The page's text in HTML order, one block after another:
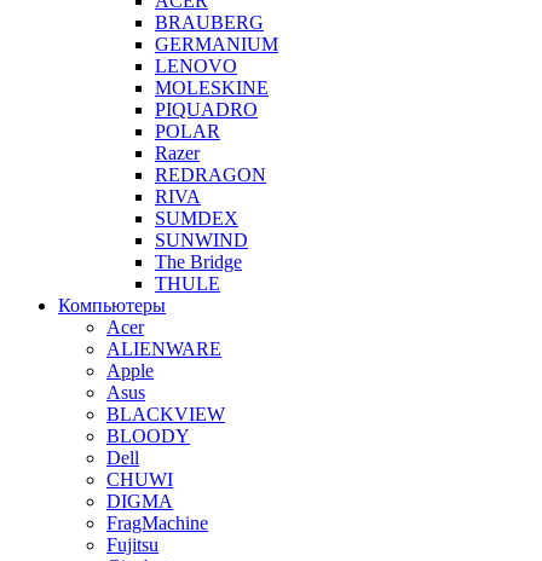
BRAUBERG
GERMANIUM
LENOVO
MOLESKINE
PIQUADRO
POLAR
Razer
REDRAGON
RIVA
SUMDEX
SUNWIND
The Bridge
THULE
Компьютеры
Acer
ALIENWARE
Apple
Asus
BLACKVIEW
BLOODY
Dell
CHUWI
DIGMA
FragMachine
Fujitsu